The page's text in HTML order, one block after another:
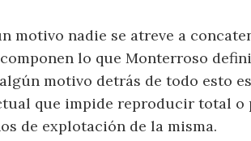
motivo nadie se atreve a
lo que Monterroso
motivo detrás de todo esto
que impide reproducir total o
de explotación de la misma.